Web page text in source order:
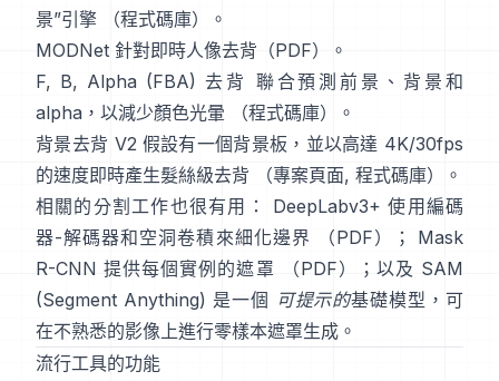
景”引擎
（程式碼庫）。
MODNet 針對即時人像去背（PDF）。
F, B, Alpha (FBA) 去背 聯合預測前景、背景和
alpha，以減少顏色光暈
（程式碼庫）。
背景去背 V2 假設有一個背景板，並以高達 4K/30fps
的速度即時產生髮絲級去背
（專案頁面, 程式碼庫）。
相關的分割工作也很有用：
DeepLabv3+ 使用編碼
器-解碼器和空洞卷積來細化邊界
（PDF）；
Mask
R-CNN 提供每個實例的遮罩 （PDF）；以及 SAM
(Segment Anything) 是一個 可提示的基礎模型，可
在不熟悉的影像上進行零樣本遮罩生成。
流行工具的功能